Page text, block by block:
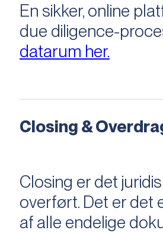
En sikker, online
due diligence-
datarum her.
Closing &
Closing er det
overført. Det er det
af alle endelige